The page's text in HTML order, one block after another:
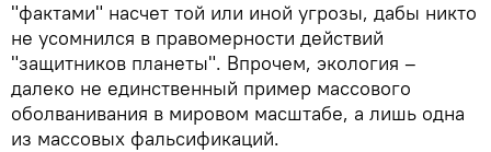
"фактами" насчет той или иной угрозы, дабы никто
не усомнился в правомерности действий
"защитников планеты". Впрочем, экология –
далеко не единственный пример массового
оболванивания в мировом масштабе, а лишь одна
из массовых фальсификаций.